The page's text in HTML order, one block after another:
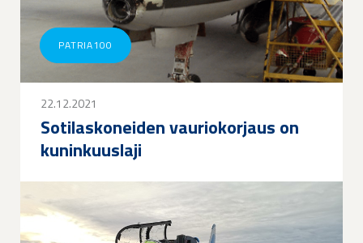
PATRIA100
22.12.2021
Sotilaskoneiden vauriokorjaus on
kuninkuuslaji